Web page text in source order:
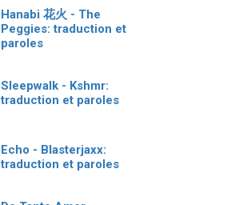
Hanabi 花火 - The
Peggies: traduction et
paroles
Sleepwalk - Kshmr:
traduction et paroles
Echo - Blasterjaxx:
traduction et paroles